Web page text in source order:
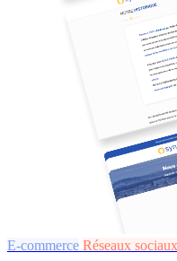
E-commerce Réseaux sociaux